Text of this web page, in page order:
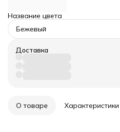
Название цвета
Бежевый
Доставка
О товаре Характеристики